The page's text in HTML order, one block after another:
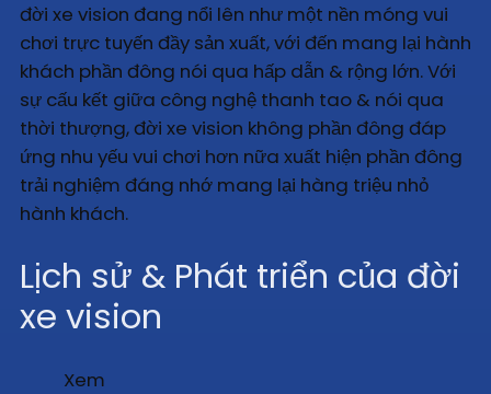
đời xe vision đang nổi lên như một nền móng vui
chơi trực tuyến đầy sản xuất, với đến mang lại hành
khách phần đông nói qua hấp dẫn & rộng lớn. Với
sự cấu kết giữa công nghệ thanh tao & nói qua
thời thượng, đời xe vision không phần đông đáp
ứng nhu yếu vui chơi hơn nữa xuất hiện phần đông
trải nghiệm đáng nhớ mang lại hàng triệu nhỏ
hành khách.
Lịch sử & Phát triển của đời
xe vision
Xem